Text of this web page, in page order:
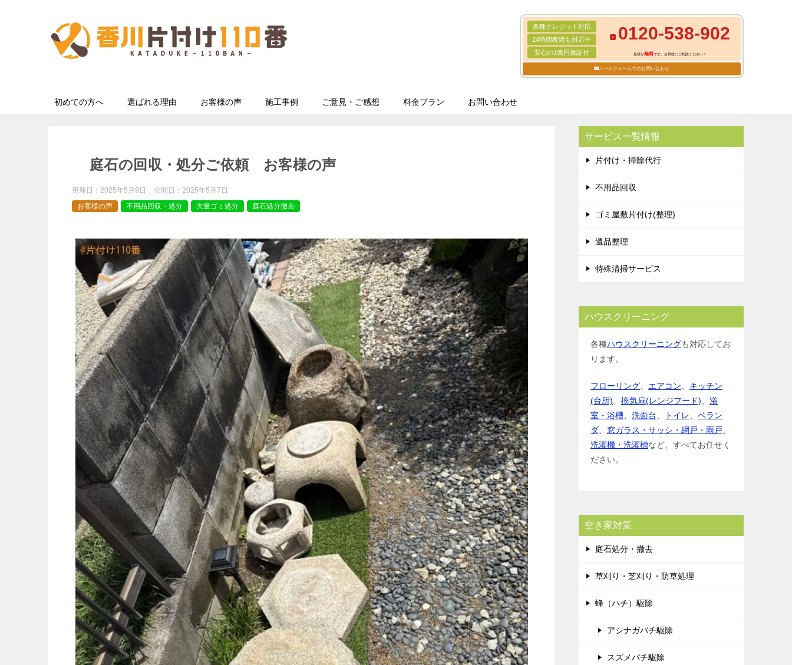
各種クレジット対応
24時間夜間も対応中
安心の1億円保証付
0120-538-902
見積り無料です。お気軽にご相談ください！
メールフォームでのお問い合わせ
初めての方へ 選ばれる理由 お客様の声 施工事例 ご意見・ご感想 料金プラン お問い合わせ
庭石の回収・処分ご依頼 お客様の声
更新日： 2025年5月9日 公開日： 2025年5月7日
お客様の声
不用品回収・処分 大量ゴミ処分 庭石処分撤去
サービス一覧情報
片付け・掃除代行
不用品回収
ゴミ屋敷片付け(整理)
遺品整理
特殊清掃サービス
ハウスクリーニング
各種ハウスクリーニングも対応してお
ります。
フローリング エアコン
キッチン
(台所)
換気扇(レンジフード)
浴
室・浴槽
洗面台 トイレ
ベラン
ダ
窓ガラス・サッシ・網戸・雨戸
洗濯機・洗濯槽など、すべてお任せく
ださい。
空き家対策
庭石処分・撤去
草刈り・芝刈り・防草処理
蜂（ハチ）駆除
アシナガバチ駆除
スズメバチ駆除